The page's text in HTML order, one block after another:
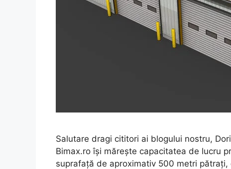
Salutare dragi cititori ai blogului nostru,
Bimax.ro își mărește capacitatea de lucru
suprafață de aproximativ 500 metri